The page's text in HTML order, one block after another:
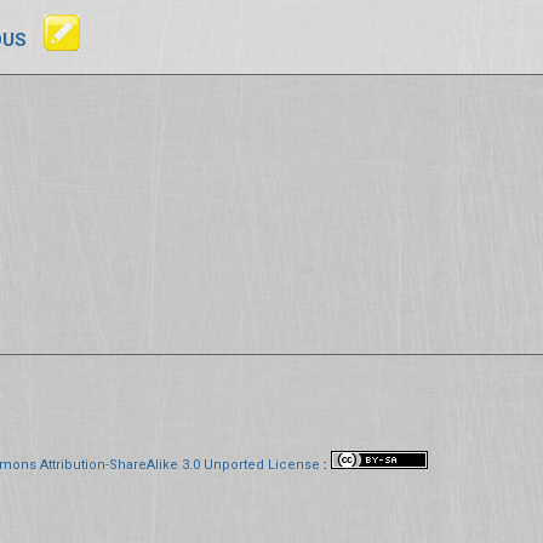
Attribution-ShareAlike 3.0 Unported License :